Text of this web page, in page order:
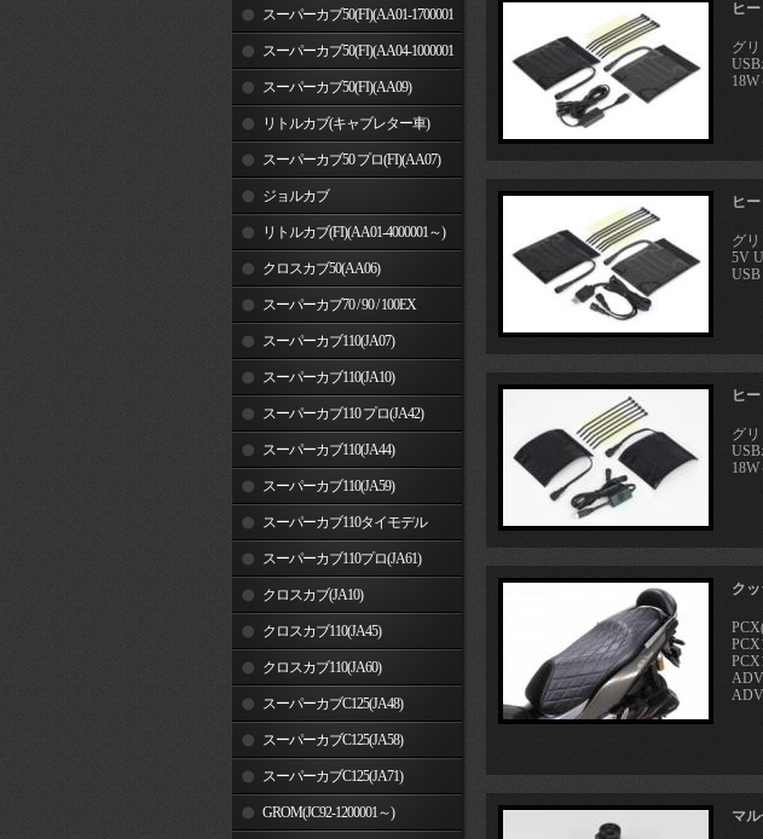
スーパーカブ50(FI)(AA01-1700001
～) スーパーカブ50(FI)(AA04-1000001
～) スーパーカブ50(FI)(AA09)
リトルカブ(キャブレター車)
スーパーカブ50 プロ(FI)(AA07)
ジョルカブ
リトルカブ(FI)(AA01-4000001～)
クロスカブ50(AA06)
スーパーカブ70 / 90 / 100EX
スーパーカブ110(JA07)
スーパーカブ110(JA10)
スーパーカブ110 プロ(JA42)
スーパーカブ110(JA44)
スーパーカブ110(JA59)
スーパーカブ110タイモデル
(MLHJA56)
スーパーカブ110プロ(JA61)
クロスカブ(JA10)
クロスカブ110(JA45)
クロスカブ110(JA60)
スーパーカブC125(JA48)
スーパーカブC125(JA58)
スーパーカブC125(JA71)
GROM(JC92-1200001～)
ヒ
グ
ヒ
グ
5V
ヒ
グ
ク
マ